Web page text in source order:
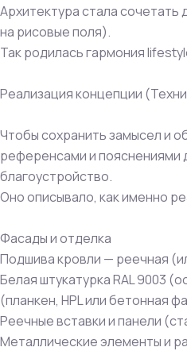
Архитектура стала сочетать
на рисовые поля).
Так родилась гармония
Реализация концепции
Чтобы сохранить замысел и
референсами и пояснениями
благоустройство.
Оно описывало, как именно
Фасады и отделка
Подшива кровли — реечная
Белая штукатурка RAL 9003
(планкен, HPL или бетонная
Реечные вставки и панели
Металлические элементы и